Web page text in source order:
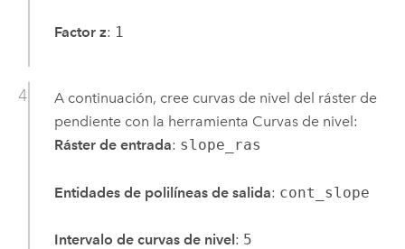
Factor z: 1
A continuación, cree curvas de nivel del ráster de
pendiente con la herramienta Curvas de nivel :
Ráster de entrada: slope_ras
Entidades de polilíneas de salida: cont_slope
Intervalo de curvas de nivel: 5